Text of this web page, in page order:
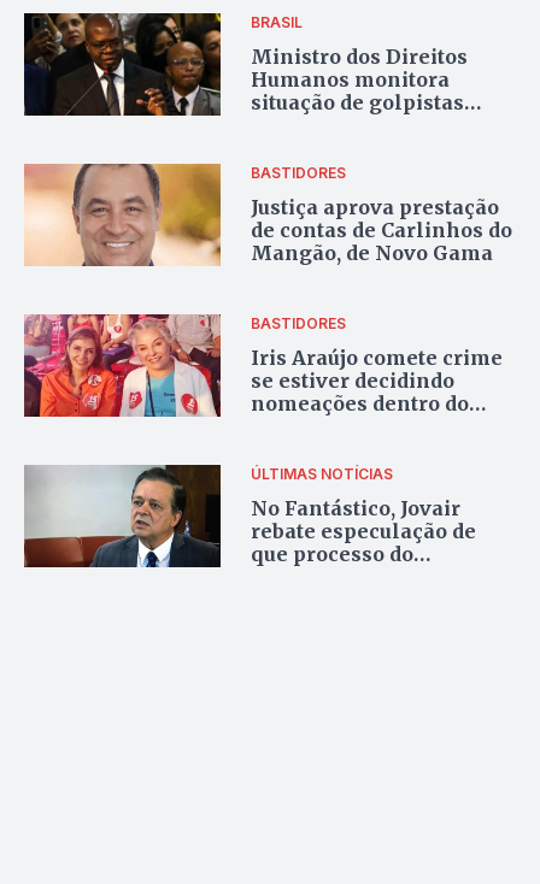
entenda
BRASIL
Ministro dos Direitos
Humanos monitora
situação de golpistas
BASTIDORES
Justiça aprova prestação
de contas de Carlinhos do
Mangão, de Novo Gama
BASTIDORES
Iris Araújo comete crime
se estiver decidindo
nomeações dentro do
ÚLTIMAS NOTÍCIAS
No Fantástico, Jovair
rebate especulação de
que processo do